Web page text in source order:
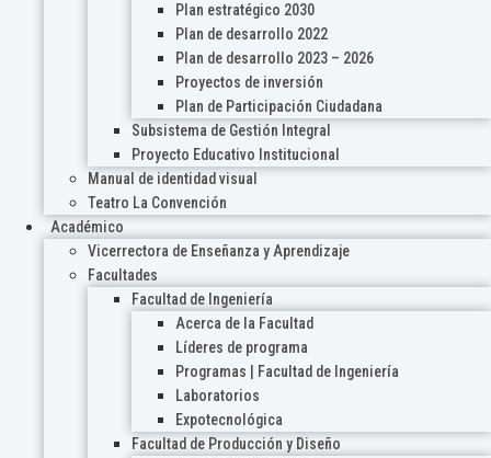
Plan estratégico 2030
Plan de desarrollo 2022
Plan de desarrollo 2023 – 2026
Proyectos de inversión
Plan de Participación Ciudadana
Subsistema de Gestión Integral
Proyecto Educativo Institucional
Manual de identidad visual
Teatro La Convención
Académico
Vicerrectora de Enseñanza y Aprendizaje
Facultades
Facultad de Ingeniería
Acerca de la Facultad
Líderes de programa
Programas | Facultad de Ingeniería
Laboratorios
Expotecnológica
Facultad de Producción y Diseño